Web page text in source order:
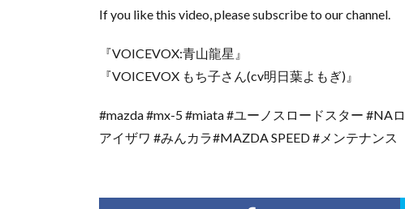
If you like this video, please subscribe to our channel.
『VOICEVOX:青山龍星』
『VOICEVOX もち子さん(cv明日葉よもぎ)』
#mazda #mx-5 #miata #ユーノスロードスター #NA
アイザワ #みんカラ#MAZDA SPEED #メンテナンス